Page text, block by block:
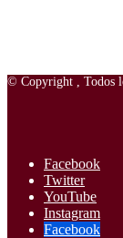
© Copyright , Todos
Facebook
Twitter
YouTube
Instagram
Facebook